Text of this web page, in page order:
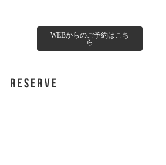
WEBからのご予約はこち
ら